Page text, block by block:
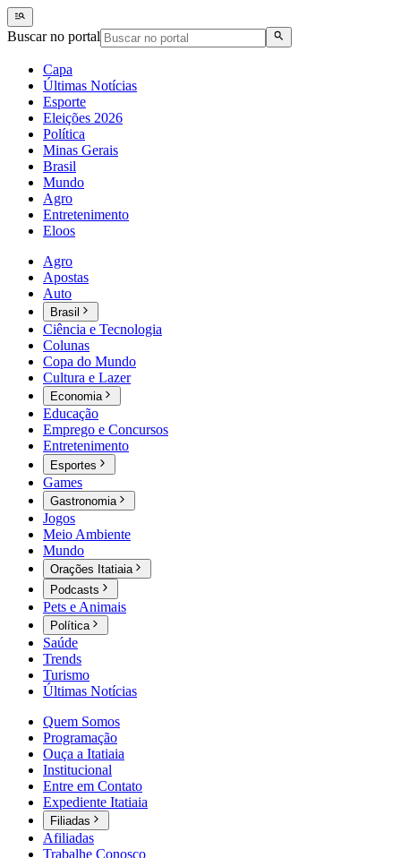
Buscar no portal
Capa
Últimas Notícias
Esporte
Eleições 2026
Política
Minas Gerais
Brasil
Mundo
Agro
Entretenimento
Eloos
Agro
Apostas
Auto
Brasil
Ciência e Tecnologia
Colunas
Copa do Mundo
Cultura e Lazer
Economia
Educação
Emprego e Concursos
Entretenimento
Esportes
Games
Gastronomia
Jogos
Meio Ambiente
Mundo
Orações Itatiaia
Podcasts
Pets e Animais
Política
Saúde
Trends
Turismo
Últimas Notícias
Quem Somos
Programação
Ouça a Itatiaia
Institucional
Entre em Contato
Expediente Itatiaia
Filiadas
Afiliadas
Trabalhe Conosco